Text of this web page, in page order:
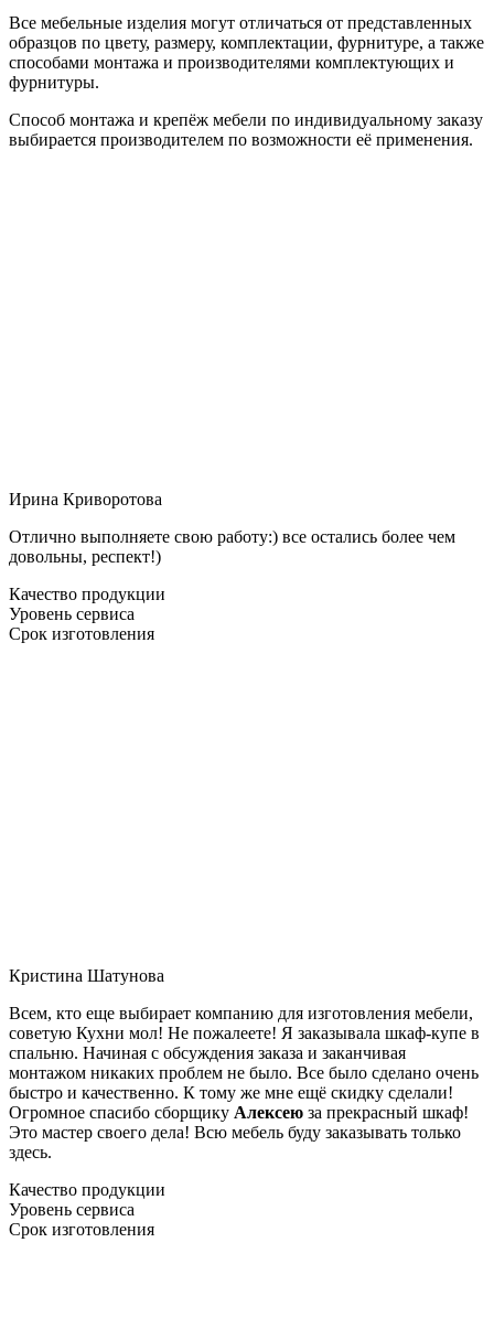
Все мебельные изделия могут отличаться от представленных
образцов по цвету, размеру, комплектации, фурнитуре, а также
способами монтажа и производителями комплектующих и
фурнитуры.
Способ монтажа и крепёж мебели по индивидуальному заказу
выбирается производителем по возможности её применения.
Ирина Криворотова
Отлично выполняете свою работу:) все остались более чем
довольны, респект!)
Качество продукции
Уровень сервиса
Срок изготовления
Кристина Шатунова
Всем, кто еще выбирает компанию для изготовления мебели,
советую Кухни мол! Не пожалеете! Я заказывала шкаф-купе в
спальню. Начиная с обсуждения заказа и заканчивая
монтажом никаких проблем не было. Все было сделано очень
быстро и качественно. К тому же мне ещё скидку сделали!
Огромное спасибо сборщику Алексею за прекрасный шкаф!
Это мастер своего дела! Всю мебель буду заказывать только
здесь.
Качество продукции
Уровень сервиса
Срок изготовления